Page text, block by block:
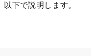
以下で説明します。